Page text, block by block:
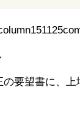
要望書に、